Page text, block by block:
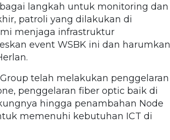
langkah untuk monitoring dan
patroli yang dilakukan di
menjaga infrastruktur
event WSBK ini dan harumkan
telah melakukan penggelaran
penggelaran fiber optic baik di
hingga penambahan Node
memenuhi kebutuhan ICT di